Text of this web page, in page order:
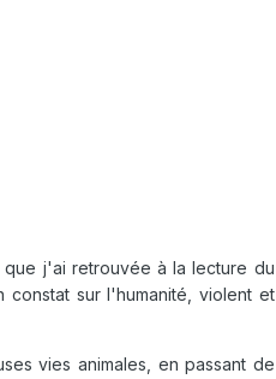
j'ai retrouvée à la lecture du
sur l'humanité, violent et
vies animales, en passant de